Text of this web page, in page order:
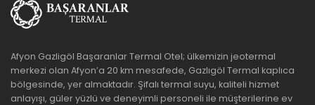
Afyon Gazligöl Başaranlar Termal Otel; ülkemizin jeotermal
merkezi olan Afyon’a 20 km mesafede, Gazlıgöl Termal kaplıca
bölgesinde, yer almaktadır. Şifalı termal suyu, kaliteli hizmet
anlayışı, güler yüzlü ve deneyimli personeli ile müşterilerine ev